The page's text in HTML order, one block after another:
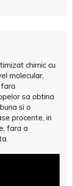
chimic cu
molecular,
sa obtina
si o
procente, in
fara a